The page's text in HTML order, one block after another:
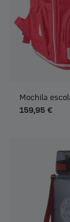
Mochila
159,95 €